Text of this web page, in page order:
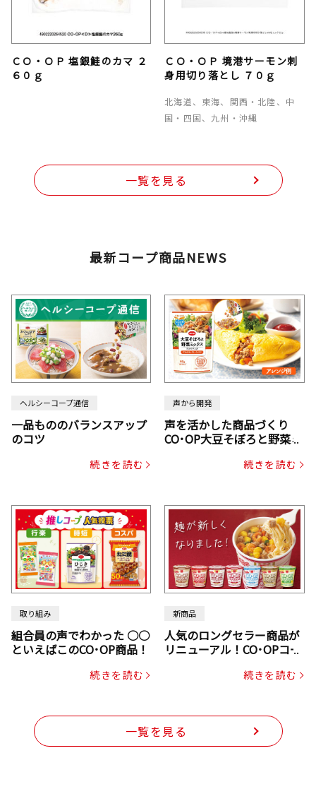
ＣＯ・ＯＰ 塩銀鮭のカマ ２
６０ｇ
ＣＯ・ＯＰ 境港サーモン刺
身用切り落とし ７０ｇ
北海道、東海、関西・北陸、中
国・四国、九州・沖縄
一覧を見る
最新コープ商品NEWS
ヘルシーコープ通信
一品もののバランスアップ
のコツ
続きを読む
声から開発
声を活かした商品づくり
CO･OP大豆そぼろと野菜ミ
じん・コーン入り）続きを読む
取り組み
組合員の声でわかった ○○
といえばこのCO･OP商品！
続きを読む
新商品
人気のロングセラー商品が
リニューアル！CO･OPコー
続きを読む
一覧を見る